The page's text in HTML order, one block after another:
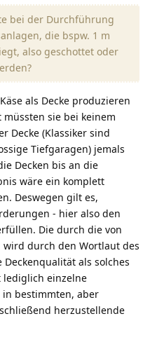
bei der Durchführung
die bspw. 1 m
also geschottet oder
als Decke produzieren
sie bei keinem
Decke (Klassiker sind
Tiefgaragen) jemals
Decken bis an die
wäre ein komplett
Deswegen gilt es,
- hier also den
Die durch die von
durch den Wortlaut des
als solches
lediglich einzelne
bestimmten, aber
herzustellende